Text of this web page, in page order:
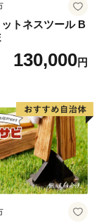
トネスツール B
130,000円